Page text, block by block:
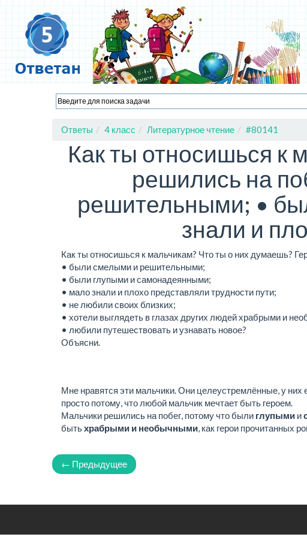
Ответы 4 класс Литературное чтение #80141
Как ты относишься к
решились на
решительными; •
знали и
Как ты относишься к мальчикам? Что ты о них думаешь?
• были смелыми и решительными;
• были глупыми и самонадеянными;
• мало знали и плохо представляли трудности пути;
• не любили своих близких;
• хотели выглядеть в глазах других людей храбрыми и
• любили путешествовать и узнавать новое?
Объясни.
Мне нравятся эти мальчики. Они целеустремлённые, у
просто потому, что любой мальчик мечтает быть героем.
Мальчики решились на побег, потому что были глупыми и
бытьхрабрыми и необычными, как герои прочитанных
← Предыдущее